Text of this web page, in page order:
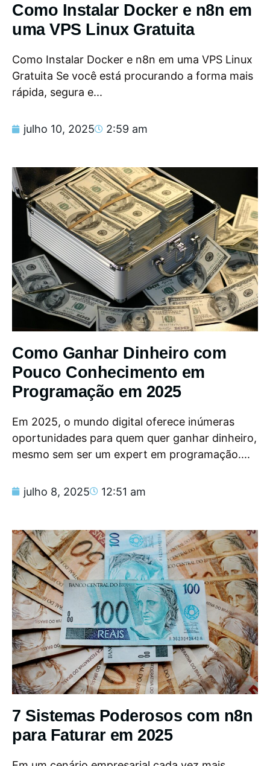
Como Instalar Docker e n8n em
uma VPS Linux Gratuita
Como Instalar Docker e n8n em uma VPS Linux
Gratuita Se você está procurando a forma mais
rápida, segura e...
julho 10, 2025 2:59 am
Como Ganhar Dinheiro com
Pouco Conhecimento em
Programação em 2025
Em 2025, o mundo digital oferece inúmeras
oportunidades para quem quer ganhar dinheiro,
mesmo sem ser um expert em programação....
julho 8, 2025 12:51 am
7 Sistemas Poderosos com n8n
para Faturar em 2025